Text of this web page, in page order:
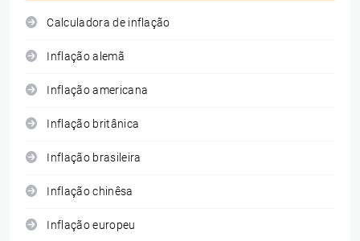
Calculadora de inflação
Inflação alemã
Inflação americana
Inflação britânica
Inflação brasileira
Inflação chinêsa
Inflação europeu